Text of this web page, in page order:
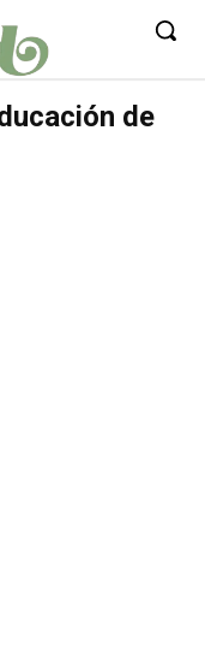
de